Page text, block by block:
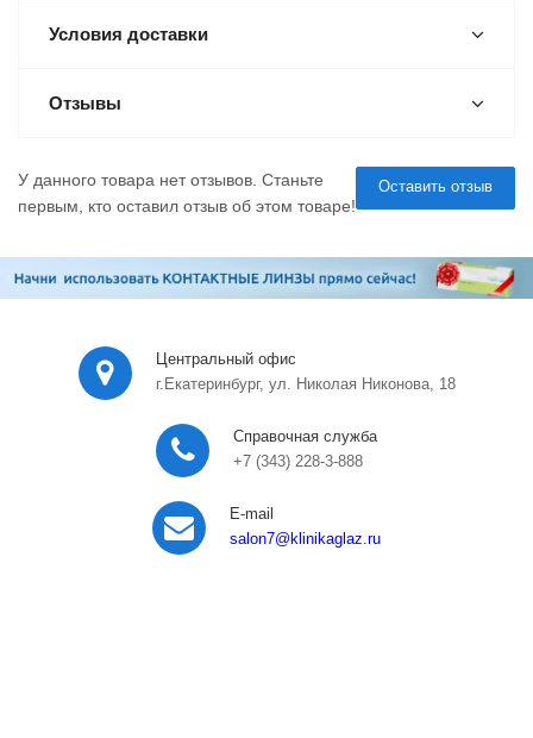
Условия доставки
Отзывы
Оставить отзыв
У данного товара нет отзывов. Станьте
первым, кто оставил отзыв об этом товаре!
Центральный офис
г.Екатеринбург, ул. Николая Никонова, 18
Справочная служба
+7 (343) 228-3-888
E-mail
salon7@klinikaglaz.ru